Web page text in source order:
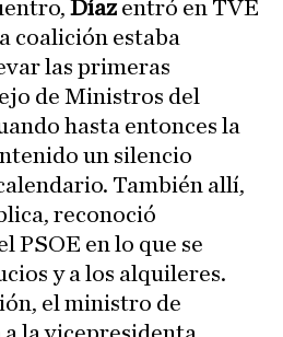
Díazentró en TVE
coalición estaba
las primeras
de Ministros del
hasta entonces la
un silencio
También allí,
reconoció
PSOE en lo que se
y a los alquileres.
el ministro de